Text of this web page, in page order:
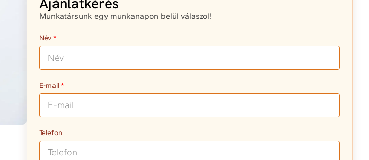
Munkatársunk egy munkanapon belül válaszol!
Név
E-mail
Telefon